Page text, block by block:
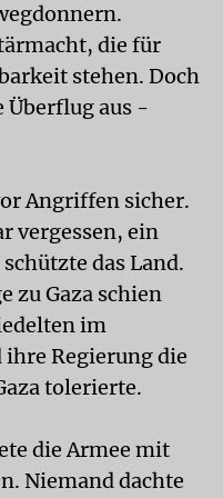
die für
stehen. Doch
aus -
Angriffen sicher.
vergessen, ein
das Land.
zu Gaza schien
im
Regierung die
tolerierte.
die Armee mit
Niemand dachte